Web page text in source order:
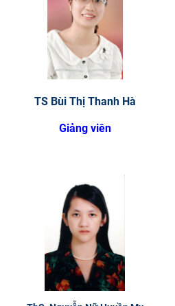
TS Bùi Thị Thanh Hà
Giảng viên